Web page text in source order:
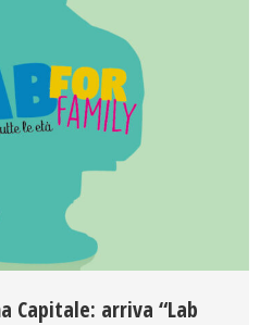
Capitale: arriva “Lab